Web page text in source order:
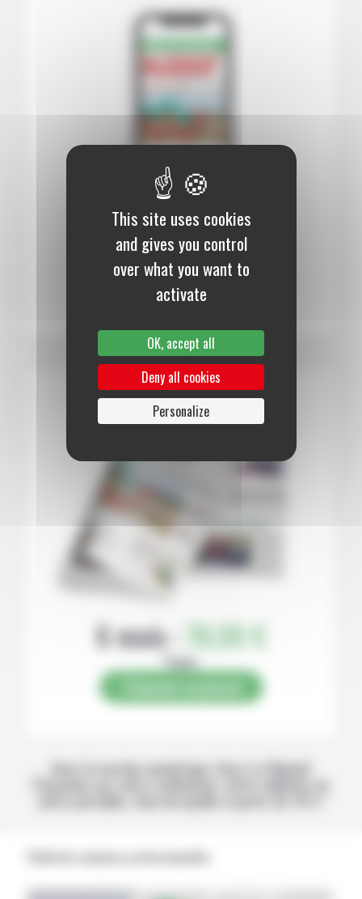
12 mois :99,00 €
Numérique
S’abonner au journal
6 mois : 78,00 €
Papier
Avec la version numérique, lisez La Volonté
Paysanne sur votre ordinateur, votre tablette ou
This site uses cookies
and gives you control
over what you want to
activate
OK, accept all
Deny all cookies
Personalize